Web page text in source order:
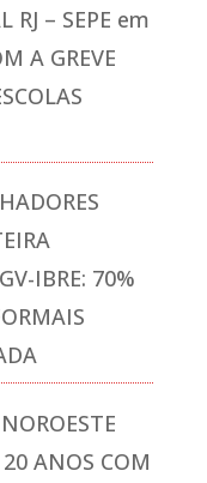
RJ – SEPE em
A GREVE
IBRE: 70%
ANOS COM